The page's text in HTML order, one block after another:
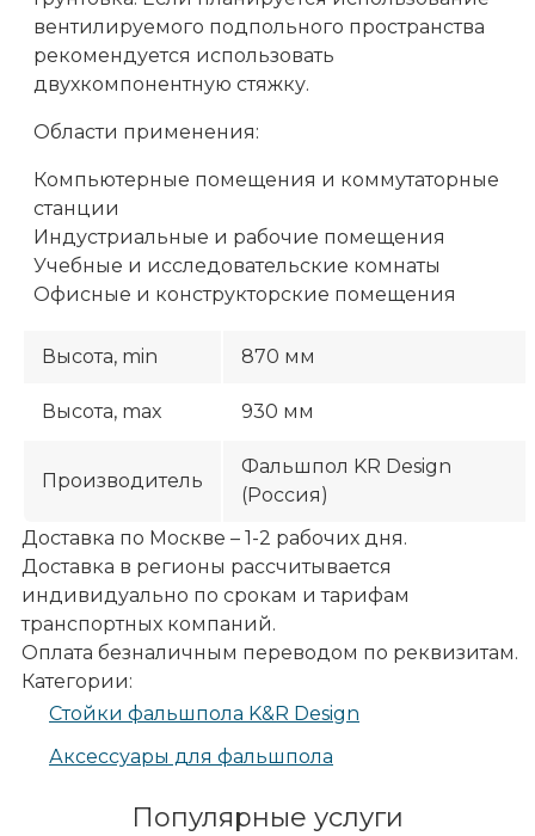
вентилируемого подпольного пространства
рекомендуется использовать
двухкомпонентную стяжку.
Области применения:
Компьютерные помещения и коммутаторные
станции
Индустриальные и рабочие помещения
Учебные и исследовательские комнаты
Офисные и конструкторские помещения
Высота, min 870 мм
Высота, max 930 мм
Производитель
Фальшпол KR Design
(Россия)
Доставка по Москве – 1-2 рабочих дня.
Доставка в регионы рассчитывается
индивидуально по срокам и тарифам
транспортных компаний.
Оплата безналичным переводом по реквизитам.
Категории:
Стойки фальшпола K&R Design
Аксессуары для фальшпола
Популярные услуги